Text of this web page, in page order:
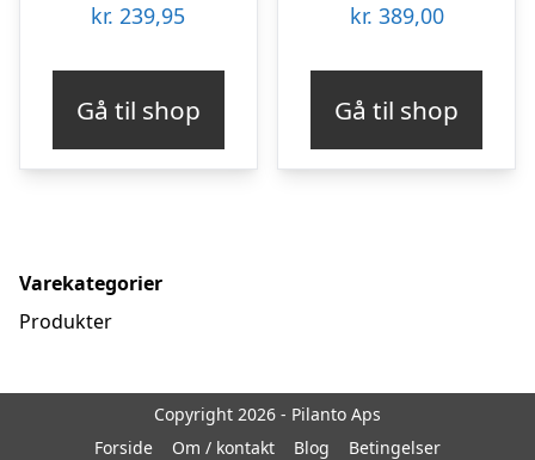
kr. 239,95
Gå til shop
kr. 389,00
Gå til shop
Varekategorier
Produkter
Copyright 2026 - Pilanto Aps
Forside
Om / kontakt Blog Betingelser